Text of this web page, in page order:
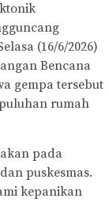
(16/6/2026)
Bencana
gempa tersebut
rumah
pada
puskesmas.
kepanikan